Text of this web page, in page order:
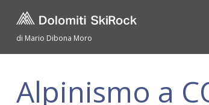
di Mario Dibona Moro
Alpinismo a